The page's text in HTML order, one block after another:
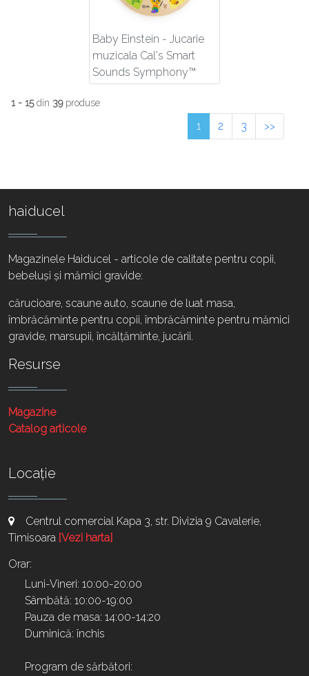
Baby Einstein - Jucarie
muzicala Cal's Smart
Sounds Symphony™
1 - 15din 39produse
1 2 3 >>
haiducel
Magazinele Haiducel - articole de calitate pentru copii,
bebeluși și mămici gravide:
cărucioare, scaune auto, scaune de luat masa,
îmbrăcăminte pentru copii, îmbrăcăminte pentru mămici
gravide, marsupii, încălțăminte, jucării.
Resurse
Magazine
Catalog articole
Locație
Centrul comercial Kapa 3, str. Divizia 9 Cavalerie,
Timisoara [Vezi harta]
Orar:
Luni-Vineri: 10:00-20:00
Sâmbătă: 10:00-19:00
Pauza de masa: 14:00-14:20
Duminică: închis
Program de sărbători: